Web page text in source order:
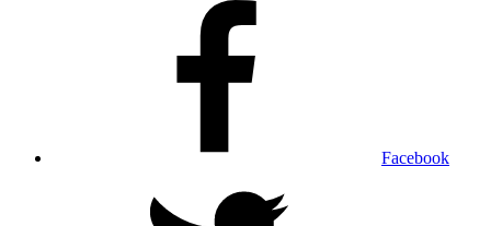
Facebook